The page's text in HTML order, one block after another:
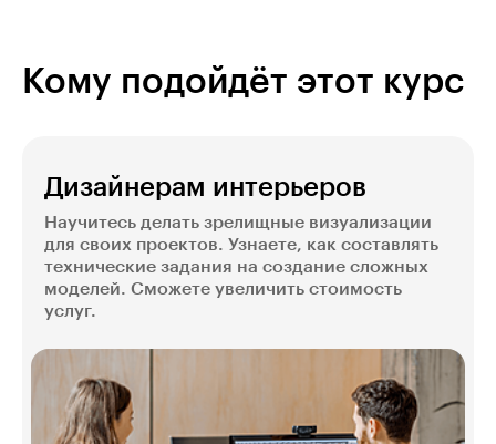
Кому подойдёт этот курс
Дизайнерам интерьеров
Научитесь делать зрелищные визуализации
для своих проектов. Узнаете, как составлять
технические задания на создание сложных
моделей. Сможете увеличить стоимость
услуг.